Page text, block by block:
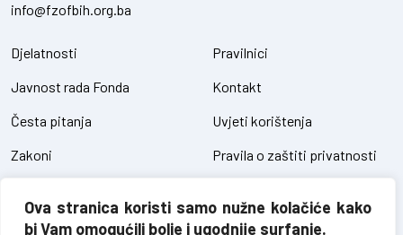
Ova stranica koristi samo nužne kolačiće kako
bi Vam omogućili bolje i ugodnije surfanje.
info@fzofbih.org.ba
Djelatnosti
Javnost rada Fonda
Česta pitanja
Zakoni
Pravilnici
Kontakt
Uvjeti korištenja
Pravila o zaštiti privatnosti
Pristup informacijama